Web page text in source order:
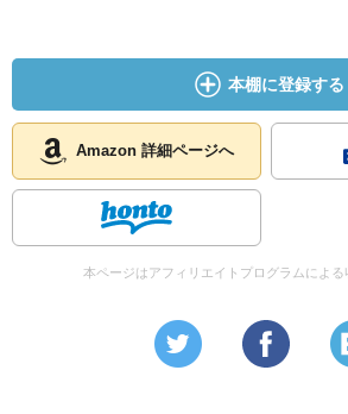
本棚に登録する
Amazon 詳細ページへ
本ページはアフィリエイトプログラムによる